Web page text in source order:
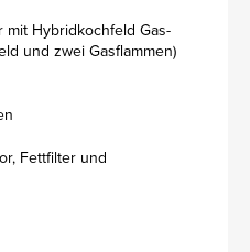
Hybridkochfeld Gas-
und zwei Gasflammen)
Fettfilter und